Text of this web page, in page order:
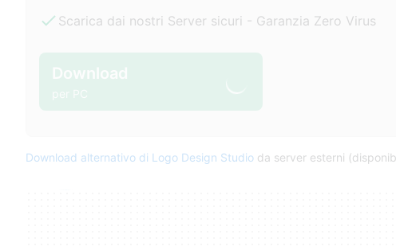
Scarica dai nostri Server sicuri - Garanzia Zero Virus
Download
per PC
Download alternativo di Logo Design Studio da server esterni